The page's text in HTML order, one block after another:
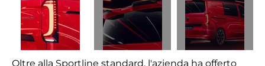
Oltre alla Sportline standard, l'azienda ha offerto